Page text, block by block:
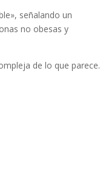
señalando un
no obesas y
de lo que parece.